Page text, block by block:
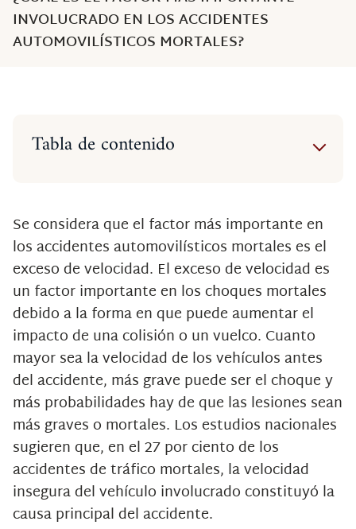
INVOLUCRADO EN LOS ACCIDENTES
AUTOMOVILÍSTICOS MORTALES?
Tabla de contenido
Obtener la ayuda legal adecuada
de un abogado de accidentes
automovilísticos en Boca Raton
Se considera que el factor más importante en
los accidentes automovilísticos mortales es el
exceso de velocidad. El exceso de velocidad es
un factor importante en los choques mortales
debido a la forma en que puede aumentar el
impacto de una colisión o un vuelco. Cuanto
mayor sea la velocidad de los vehículos antes
del accidente, más grave puede ser el choque y
más probabilidades hay de que las lesiones sean
más graves o mortales. Los estudios nacionales
sugieren que, en el 27 por ciento de los
accidentes de tráfico mortales, la velocidad
insegura del vehículo involucrado constituyó la
causa principal del accidente.